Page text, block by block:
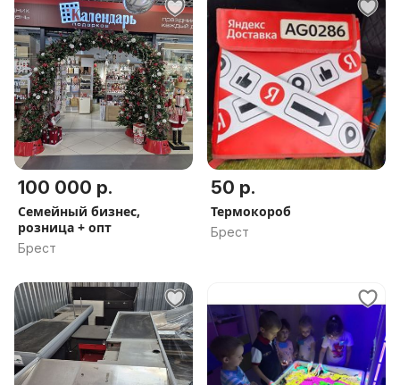
100 000 р.
Семейный бизнес,
розница + опт
Брест
50 р.
Термокороб
Брест